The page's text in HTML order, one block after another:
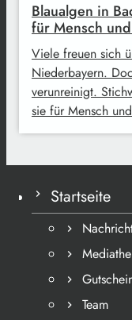
Blaualgen in
für Mensch
Viele freuen sich
Niederbayern.
verunreinigt.
sie für Mensch
Startseite
Team